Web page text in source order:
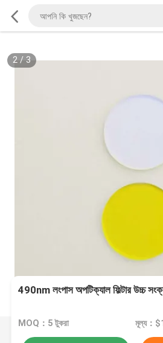
2/ 3
490nm লংপাস অপটিক্যাল ফিল্টার উচ্চ
MOQ：5 টুকরা